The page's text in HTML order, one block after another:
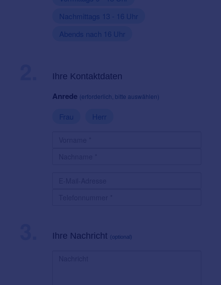
Nachmittags 13 - 16 Uhr
Abends nach 16 Uhr
Ihre Kontaktdaten
Anrede (erforderlich, bitte auswählen)
Frau Herr
Ihre Nachricht (optional)